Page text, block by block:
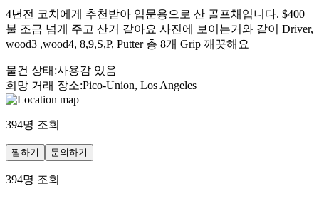
4년전 코치에게 추천받아 입문용으로 산 골프채입니다. $400
불 조금 넘게 주고 산거 같아요 사진에 보이는거와 같이 Driver,
wood3 ,wood4, 8,9,S,P, Putter 총 8개 Grip 깨끗해요
물건 상태 :사용감 있음
희망 거래 장소:Pico-Union, Los Angeles
394명 조회
찜하기 문의하기
394명 조회